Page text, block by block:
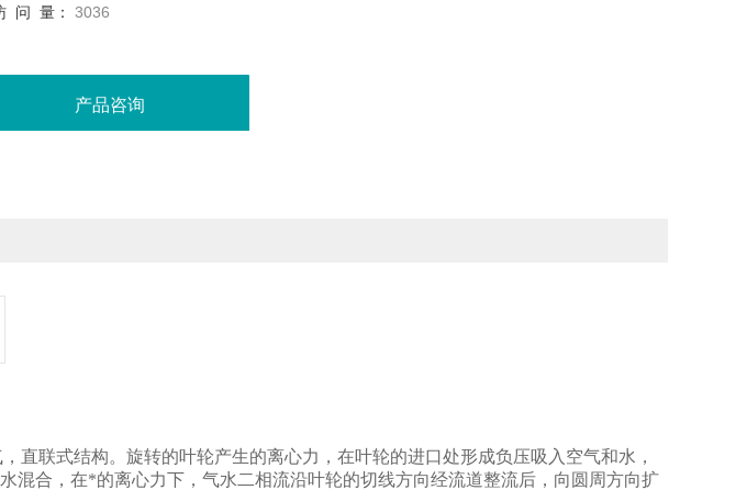
问 量： 3036
产品咨询
直联式结构。旋转的叶轮产生的离心力，在叶轮的进口处形成负压吸入空气和水，
混合，在*的离心力下，气水二相流沿叶轮的切线方向经流道整流后，向圆周方向扩